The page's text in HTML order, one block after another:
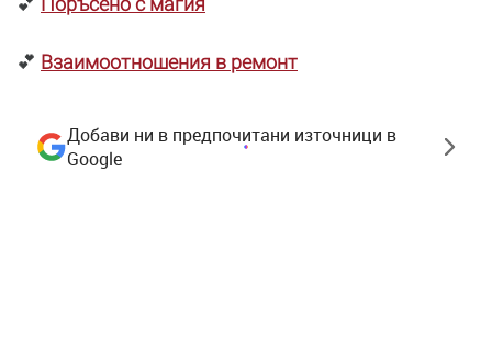
💕 Взаимоотношения в ремонт
Добави ни в предпочитани източници в
Google